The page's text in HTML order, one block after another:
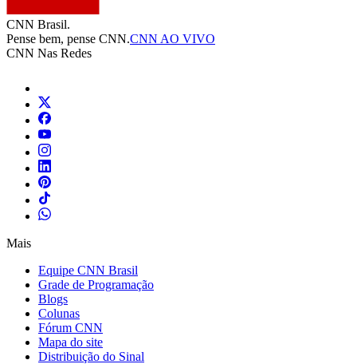
CNN Brasil.
Pense bem, pense CNN.CNN AO VIVO
CNN Nas Redes
Mais
Equipe CNN Brasil
Grade de Programação
Blogs
Colunas
Fórum CNN
Mapa do site
Distribuição do Sinal